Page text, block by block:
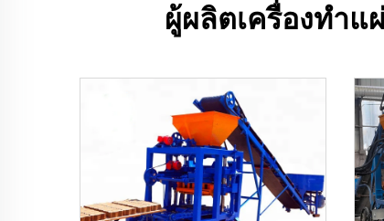
ผู้ผลิตเครื่องทำ